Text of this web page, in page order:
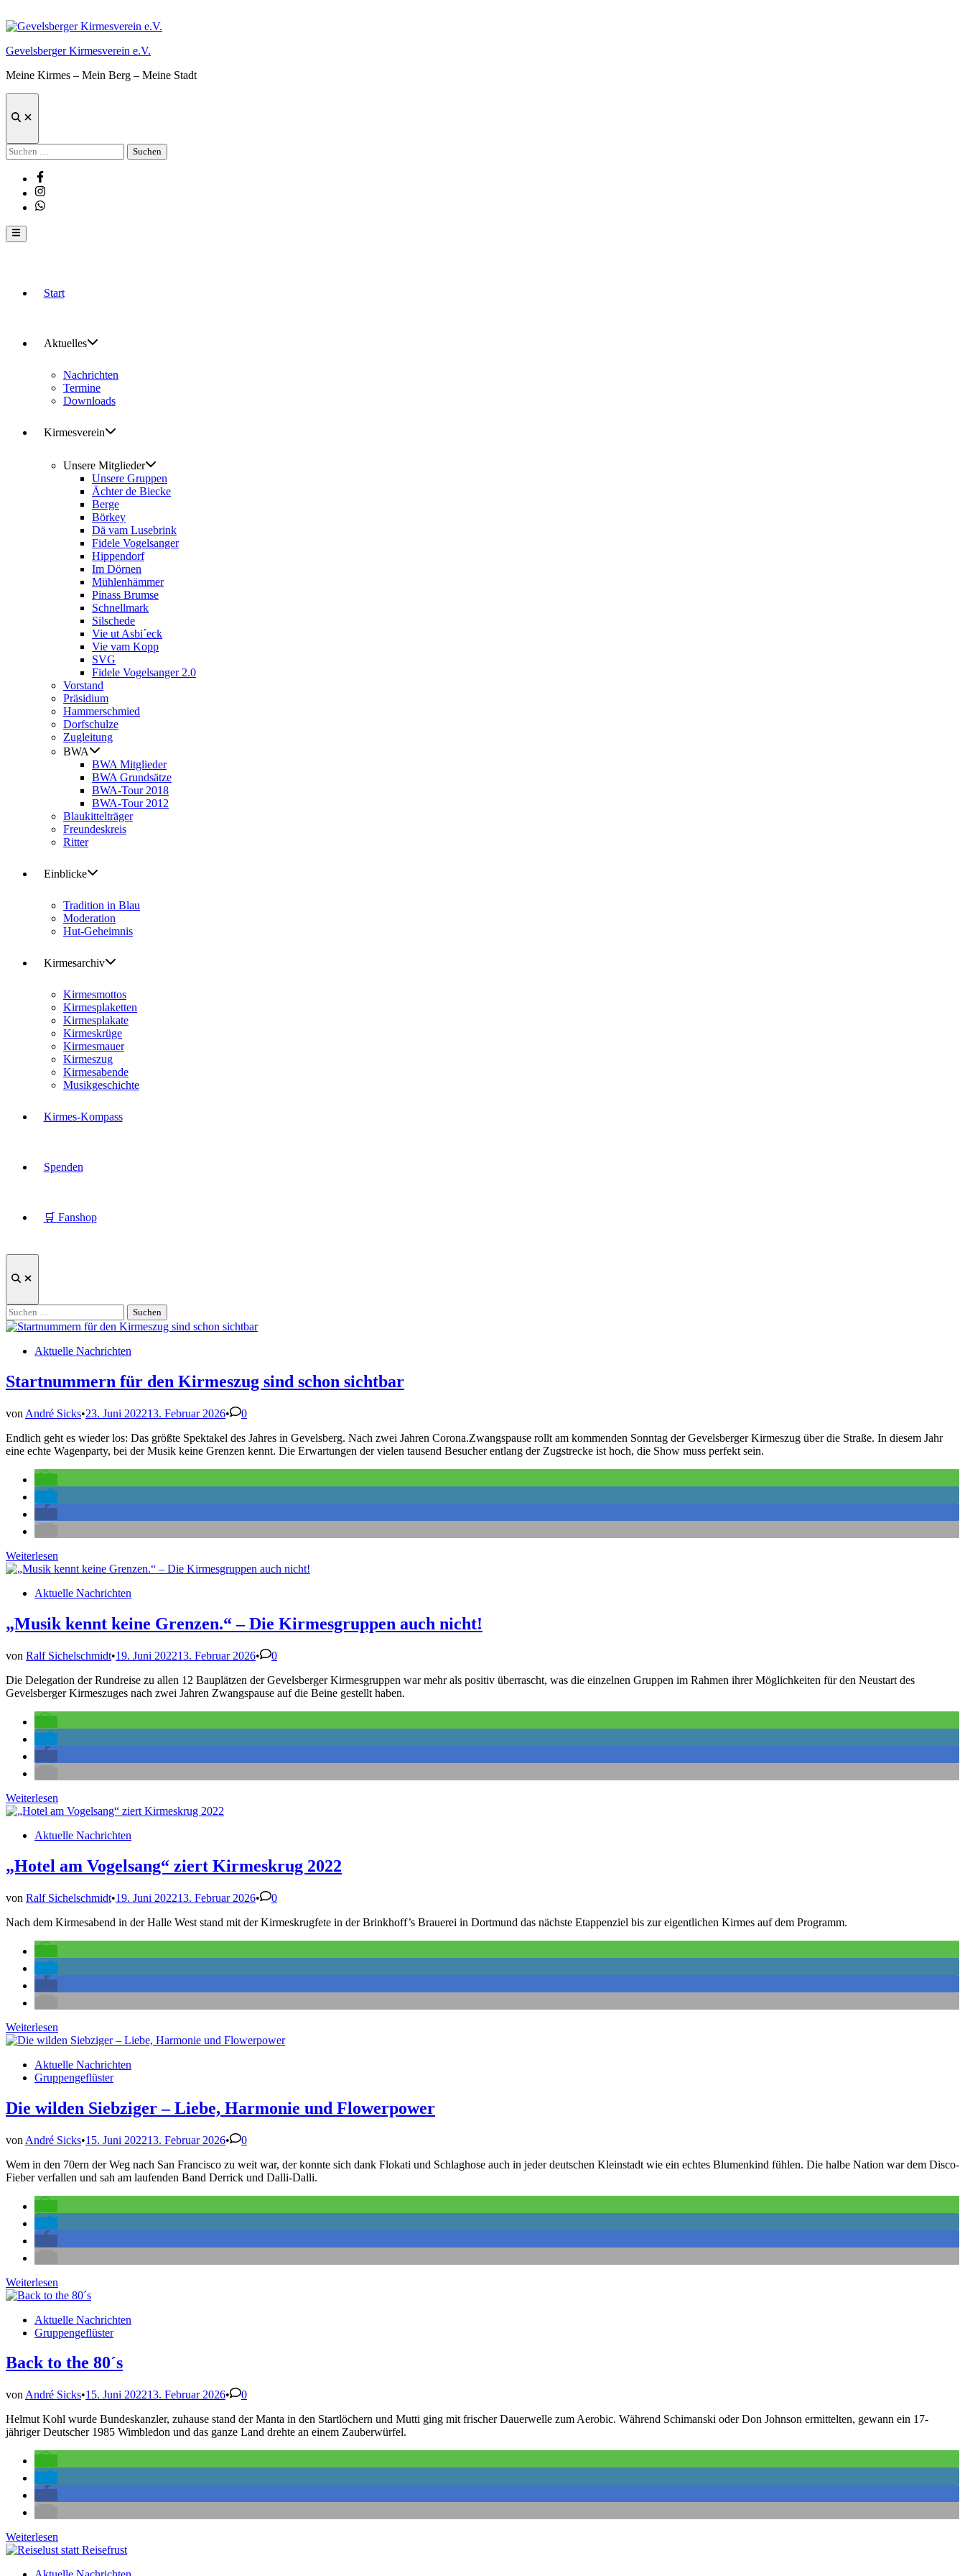
Inhalt
Gevelsberger Kirmesverein e.V.
Meine Kirmes – Mein Berg – Meine Stadt
Suche
Suchen
nach:
Facebook
Instagram
Whatsapp
Hauptmenü
Start
Aktuelles
Nachrichten
Termine
Downloads
Kirmesverein
Unsere Mitglieder
Unsere Gruppen
Ächter de Biecke
Berge
Börkey
Dä vam Lusebrink
Fidele Vogelsanger
Hippendorf
Im Dörnen
Mühlenhämmer
Pinass Brumse
Schnellmark
Silschede
Vie ut Asbi´eck
Vie vam Kopp
SVG
Fidele Vogelsanger 2.0
Vorstand
Präsidium
Hammerschmied
Dorfschulze
Zugleitung
BWA
BWA Mitglieder
BWA Grundsätze
BWA-Tour 2018
BWA-Tour 2012
Blaukittelträger
Freundeskreis
Ritter
Einblicke
Tradition in Blau
Moderation
Hut-Geheimnis
Kirmesarchiv
Kirmesmottos
Kirmesplaketten
Kirmesplakate
Kirmeskrüge
Kirmesmauer
Kirmeszug
Kirmesabende
Musikgeschichte
Kirmes-Kompass
Spenden
🛒 Fanshop
Suche
Suchen
nach:
Nachrichten
Veröffentlicht
Aktuelle Nachrichten
Startnummern für den Kirmeszug sind schon sichtbar
von André Sicks•23. Juni 202213. Februar 2026•
0
Endlich geht es wieder los: Das größte Spektakel des Jahres in Gevelsberg. Nach zwei Jahren Corona.Zwangspause rollt am kommenden Sonntag der Gevelsberger Kirmeszug über die Straße. In diesem Jahr
eine echte Wagenparty, bei der Musik keine Grenzen kennt. Die Erwartungen der vielen tausend Besucher entlang der Zugstrecke ist hoch, die Show muss perfekt sein.
Startnummern
für
Kirmeszug
schon
sichtbar
Weiterlesen
Veröffentlicht
Aktuelle Nachrichten
„Musik kennt keine Grenzen.“ – Die Kirmesgruppen auch nicht!
von Ralf Sichelschmidt•19. Juni 202213. Februar 2026•
0
Die Delegation der Rundreise zu allen 12 Bauplätzen der Gevelsberger Kirmesgruppen war mehr als positiv überrascht, was die einzelnen Gruppen im Rahmen ihrer Möglichkeiten für den Neustart des
Gevelsberger Kirmeszuges nach zwei Jahren Zwangspause auf die Beine gestellt haben.
„Musik
kennt
Grenzen.“
Die
Kirmesgruppen
nicht!
Weiterlesen
Veröffentlicht
Aktuelle Nachrichten
„Hotel am Vogelsang“ ziert Kirmeskrug 2022
von Ralf Sichelschmidt•19. Juni 202213. Februar 2026•
0
Nach dem Kirmesabend in der Halle West stand mit der Kirmeskrugfete in der Brinkhoff’s Brauerei in Dortmund das nächste Etappenziel bis zur eigentlichen Kirmes auf dem Programm.
„Hotel
am
ziert
Kirmeskrug
Weiterlesen
Veröffentlicht
Aktuelle Nachrichten
Gruppengeflüster
Die wilden Siebziger – Liebe, Harmonie und Flowerpower
von André Sicks•15. Juni 202213. Februar 2026•
0
Wem in den 70ern der Weg nach San Francisco zu weit war, der konnte sich dank Flokati und Schlaghose auch in jeder deutschen Kleinstadt wie ein echtes Blumenkind fühlen. Die halbe Nation war dem Disco-
Fieber verfallen und sah am laufenden Band Derrick und Dalli-Dalli.
Die
wilden
Liebe,
und
Flowerpower
Weiterlesen
Veröffentlicht
Aktuelle Nachrichten
Gruppengeflüster
Back to the 80´s
von André Sicks•15. Juni 202213. Februar 2026•
0
Helmut Kohl wurde Bundeskanzler, zuhause stand der Manta in den Startlöchern und Mutti ging mit frischer Dauerwelle zum Aerobic. Während Schimanski oder Don Johnson ermittelten, gewann ein 17-
jähriger Deutscher 1985 Wimbledon und das ganze Land drehte an einem Zauberwürfel.
Back
to
Weiterlesen